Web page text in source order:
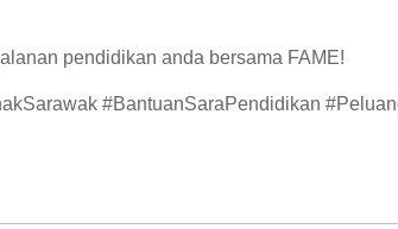
pendidikan anda bersama FAME!
#BantuanSaraPendidikan